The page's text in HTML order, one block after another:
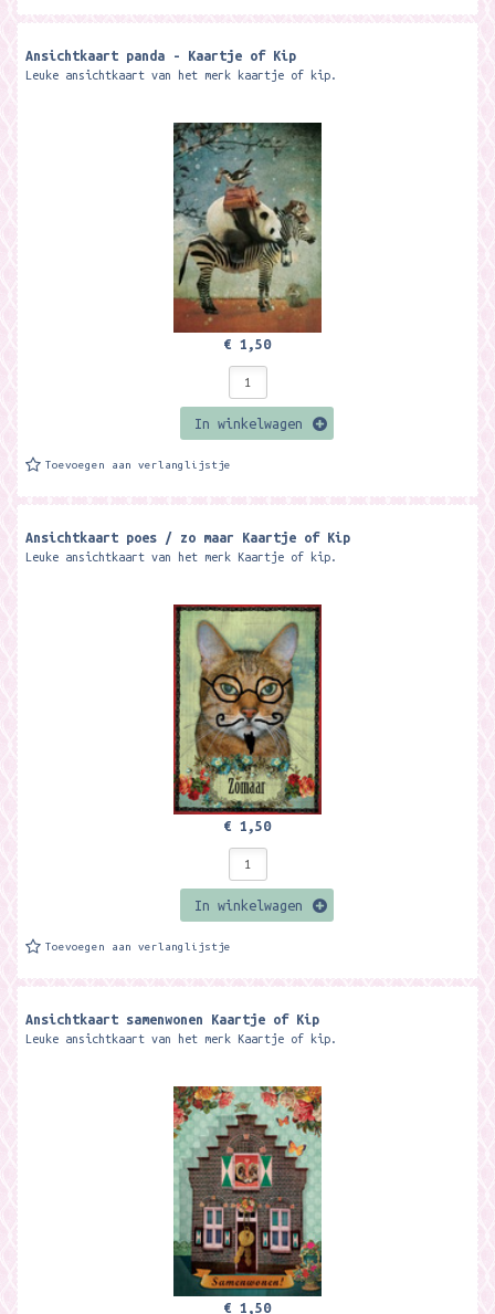
Ansichtkaart panda - Kaartje of Kip
Leuke ansichtkaart van het merk kaartje of kip.
€ 1,50
In winkelwagen
Toevoegen aan verlanglijstje
Ansichtkaart poes / zo maar Kaartje of Kip
Leuke ansichtkaart van het merk Kaartje of kip.
€ 1,50
In winkelwagen
Toevoegen aan verlanglijstje
Ansichtkaart samenwonen Kaartje of Kip
Leuke ansichtkaart van het merk Kaartje of kip.
€ 1,50